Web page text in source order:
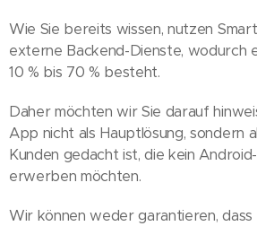
Wie Sie bereits wissen, nutzen
externe Backend-Dienste, wodurch
10 % bis 70 % besteht.
Daher möchten wir Sie darauf
App nicht als Hauptlösung, sondern
Kunden gedacht ist, die kein
erwerben möchten.
Wir können weder garantieren,